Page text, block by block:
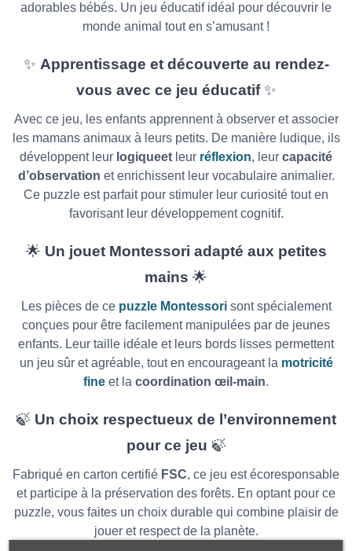
adorables bébés. Un jeu éducatif idéal pour découvrir le
monde animal tout en s’amusant !
✨ Apprentissage et découverte au rendez-
vous avec ce jeu éducatif✨
Avec ce jeu, les enfants apprennent à observer et associer
les mamans animaux à leurs petits. De manière ludique, ils
développent leur logiqueet leur réflexion, leur capacité
d’observation et enrichissent leur vocabulaire animalier.
Ce puzzle est parfait pour stimuler leur curiosité tout en
favorisant leur développement cognitif.
🌟 Un jouet Montessori adapté aux petites
mains 🌟
Les pièces de ce puzzle Montessorisont spécialement
conçues pour être facilement manipulées par de jeunes
enfants. Leur taille idéale et leurs bords lisses permettent
un jeu sûr et agréable, tout en encourageant la motricité
fine et la coordination œil-main.
🍃 Un choix respectueux de l’environnement
pour ce jeu 🍃
Fabriqué en carton certifié FSC, ce jeu est écoresponsable
et participe à la préservation des forêts. En optant pour ce
puzzle, vous faites un choix durable qui combine plaisir de
jouer et respect de la planète.